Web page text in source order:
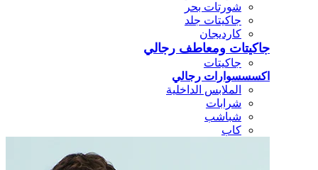
شورتات بحر
جاكيتات جلد
كارديجان
جاكيتات ومعاطف رجالي
جاكيتات
اكسسسوارات رجالي
الملابس الداخلية
شرابات
شباشب
كاب